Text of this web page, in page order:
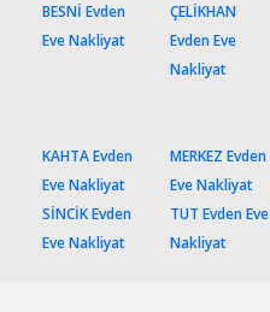
BESNİ Evden
Eve Nakliyat
ÇELİKHAN
Evden Eve
Nakliyat
KAHTA Evden
Eve Nakliyat
MERKEZ Evden
Eve Nakliyat
SİNCİK Evden
Eve Nakliyat
TUT Evden Eve
Nakliyat